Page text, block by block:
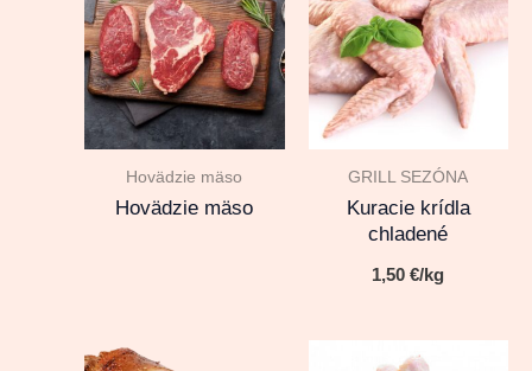
Hovädzie mäso
Hovädzie mäso
GRILL SEZÓNA
Kuracie krídla
chladené
1,50€/kg